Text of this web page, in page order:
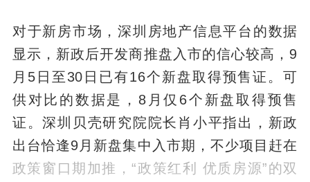
对于新房市场，深圳房地产信息平台的数据
显示，新政后开发商推盘入市的信心较高，9
月5日至30日已有16个新盘取得预售证。可
供对比的数据是，8月仅6个新盘取得预售
证。深圳贝壳研究院院长肖小平指出，新政
出台恰逢9月新盘集中入市期，不少项目赶在
政策窗口期加推，“政策红利 优质房源”的双